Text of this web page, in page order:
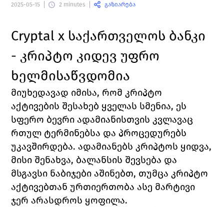
2025-05-15 2 minutes გაზიარება
Cryptal x საქართველოს ბანკი
- კრიპტო კიდევ უფრო
ხელმისაწვდომია
მიუხედავად იმისა, რომ კრიპტო
აქტივების შესახებ ყველას სმენია, ეს
სფერო ბევრი ადამიანისთვის კვლავაც
რთულ ტერმინებსა და პროცედურებს
უკავშირდება. ადამიანებს კრიპტოს ყიდვა,
მისი შენახვა, ბალანსის შევსება და
მსგავსი ნაბიჯები აშინებთ, თუმცა კრიპტო
აქტივებთან ურთიერთობა ასე მარტივი
ჯერ არასდროს ყოფილა.